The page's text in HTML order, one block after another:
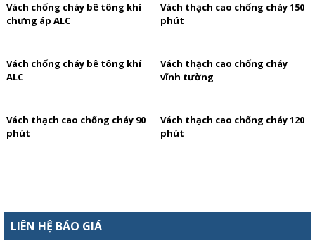
Vách chống cháy bê tông khí
chưng áp ALC
Vách thạch cao chống cháy 150
phút
Vách chống cháy bê tông khí
ALC
Vách thạch cao chống cháy
vĩnh tường
Vách thạch cao chống cháy 90
phút
Vách thạch cao chống cháy 120
phút
LIÊN HỆ BÁO GIÁ